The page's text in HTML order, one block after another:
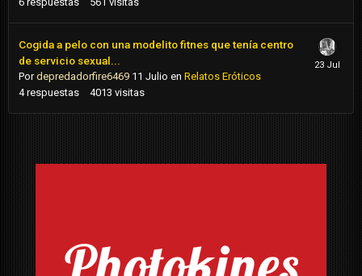
Cogida a pelo con una modelito fitnes que tenía centro
de servicio sexual...
Pordepredadorfire6469 11 Julio en Relatos Eróticos
4 respuestas 4013 visitas